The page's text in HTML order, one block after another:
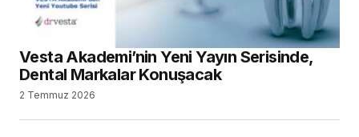
Vesta Akademi’nin Yeni Yayın Serisinde,
Dental Markalar Konuşacak
2 Temmuz 2026